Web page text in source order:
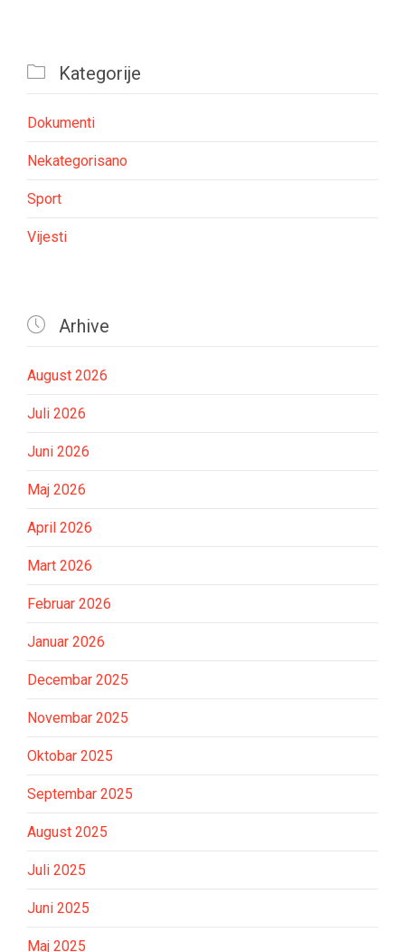
 Kategorije
Dokumenti
Nekategorisano
Sport
Vijesti
 Arhive
August 2026
Juli 2026
Juni 2026
Maj 2026
April 2026
Mart 2026
Februar 2026
Januar 2026
Decembar 2025
Novembar 2025
Oktobar 2025
Septembar 2025
August 2025
Juli 2025
Juni 2025
Maj 2025